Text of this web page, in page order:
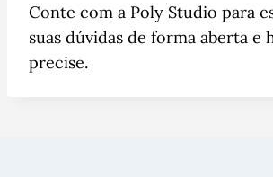
Conte com a Poly Studio para
suas dúvidas de forma aberta e
precise.